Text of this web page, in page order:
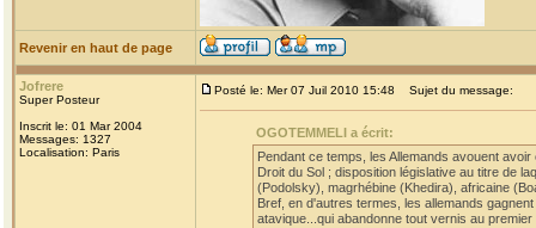
Revenir en haut de page
Jofrere
Super Posteur
Inscrit le: 01 Mar 2004
Messages: 1327
Localisation: Paris
Posté le: Mer 07 Juil 2010 15:48 Sujet du message:
OGOTEMMELI a écrit:
Pendant ce temps, les Allemands avouent
Droit du Sol ; disposition législative au titre de
(Podolsky), magrhébine (Khedira), africaine
Bref, en d'autres termes, les allemands
atavique...qui abandonne tout vernis au